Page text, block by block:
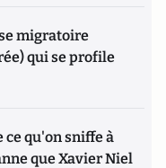
migratoire
qui se profile
ce qu'on sniffe à
que Xavier Niel